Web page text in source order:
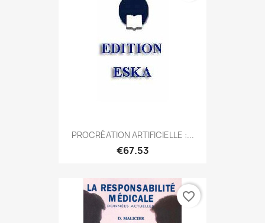
PROCRÉATION ARTIFICIELLE :...
€67.53
favorite_border